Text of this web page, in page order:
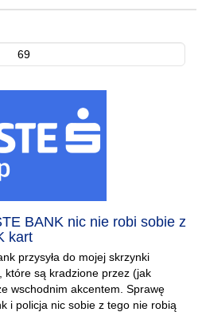
69
BANK nic nie robi sobie z
kart
przysyła do mojej skrzynki
które są kradzione przez (jak
wschodnim akcentem. Sprawę
i policja nic sobie z tego nie robią